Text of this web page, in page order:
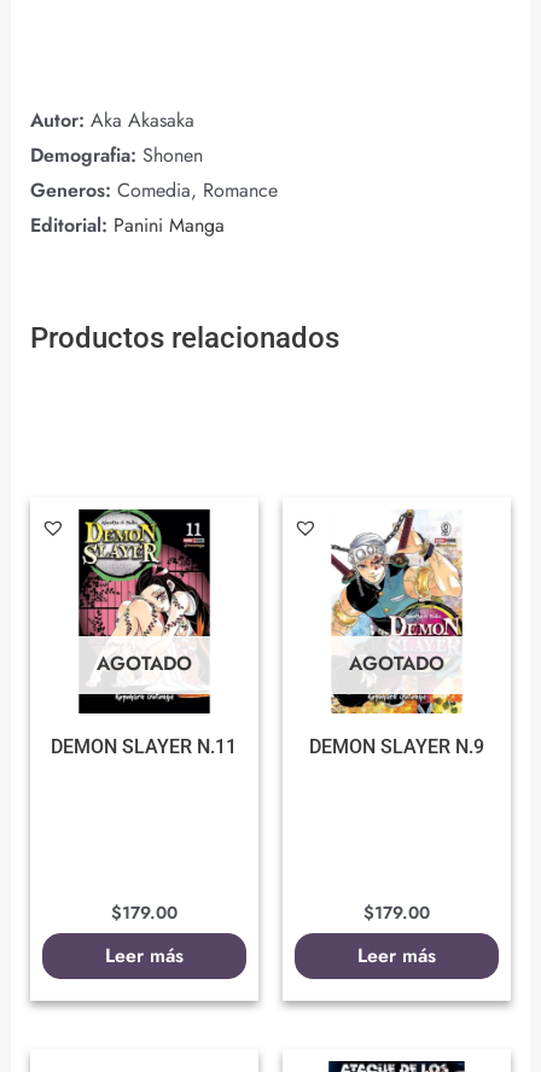
Autor: Aka Akasaka
Demografia: Shonen
Generos: Comedia, Romance
Editorial: Panini Manga
Productos relacionados
AGOTADO
DEMON SLAYER N.11
$179.00
Leer más
AGOTADO
DEMON SLAYER N.9
$179.00
Leer más